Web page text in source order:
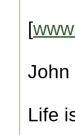
[
John
Life